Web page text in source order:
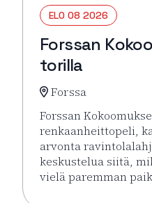
ELO 08 2026
Forssan
torilla
Forssa
Forssan
renkaanheittopeli,
arvonta
keskustelua siitä,
vielä paremman
Lue lisää